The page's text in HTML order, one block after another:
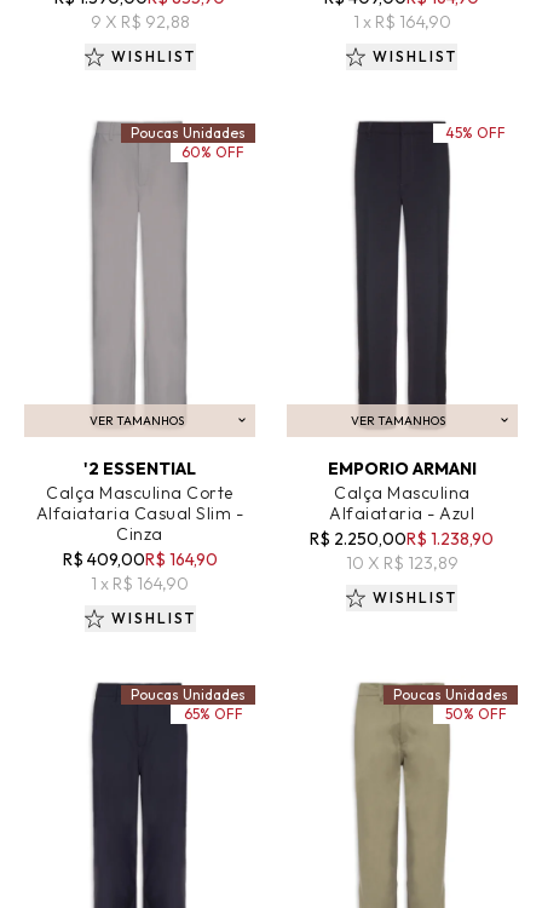
9 X R$ 92,88
WISHLIST
1 x R$ 164,90
WISHLIST
VER TAMANHOS
ADICIONAR AO CARRINHO
'2 ESSENTIAL
Calça Masculina Corte
Alfaiataria Casual Slim -
Cinza
R$ 409,00R$ 164,90
1 x R$ 164,90
Poucas Unidades
60% OFF
WISHLIST
VER TAMANHOS
ADICIONAR AO CARRINHO
EMPORIO ARMANI
Calça Masculina
Alfaiataria - Azul
R$ 2.250,00R$ 1.238,90
10 X R$ 123,89
45% OFF
WISHLIST
Poucas Unidades
65% OFF
Poucas Unidades
50% OFF